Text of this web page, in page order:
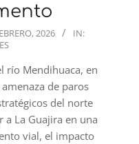
2026
IN:
río Mendihuaca, en
de paros
del norte
a La Guajira en una
vial, el impacto